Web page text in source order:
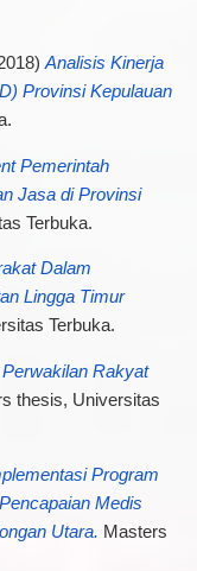
Analisis Kinerja
Provinsi Kepulauan
Pemerintah
Jasa di Provinsi
Terbuka.
Dalam
Lingga Timur
Terbuka.
Rakyat
thesis, Universitas
Program
Medis
Utara. Masters